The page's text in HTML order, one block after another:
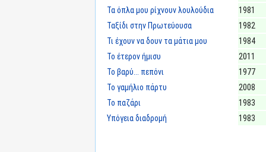
Τα όπλα μου ρίχνουν λουλούδια
1981
Ταξίδι στην Πρωτεύουσα
1982
Τι έχουν να δουν τα μάτια μου
1984
Το έτερον ήμισυ
2011
Το βαρύ... πεπόνι
1977
Το γαμήλιο πάρτυ
2008
Το παζάρι
1983
Υπόγεια διαδρομή
1983